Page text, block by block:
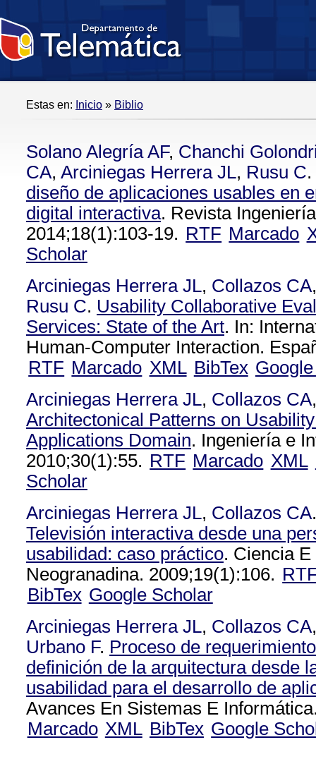
Estas en: Inicio » Biblio
Solano Alegría AF, Chanchi
CA, Arciniegas Herrera JL, Rusu C.
diseño de aplicaciones usables en
digital interactiva. Revista
2014;18(1):103-19. RTF Marcado
Scholar
Arciniegas Herrera JL, Collazos CA
Rusu C. Usability Collaborative
Services: State of the Art. In:
Human-Computer Interaction.
RTF Marcado XML BibTex
Arciniegas Herrera JL, Collazos CA
Architectonical Patterns on
Applications Domain. Ingeniería e
2010;30(1):55. RTF Marcado XML
Scholar
Arciniegas Herrera JL, Collazos CA.
Televisión interactiva desde una
usabilidad: caso práctico. Ciencia
Neogranadina. 2009;19(1):106.
BibTex Google Scholar
Arciniegas Herrera JL, Collazos CA
Urbano F. Proceso de
definición de la arquitectura desde
usabilidad para el desarrollo de
Avances En Sistemas E
Marcado XML BibTex Google